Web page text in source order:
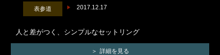
2017.12.17
表参道
人と差がつく、シンプルなセットリング
詳細を見る